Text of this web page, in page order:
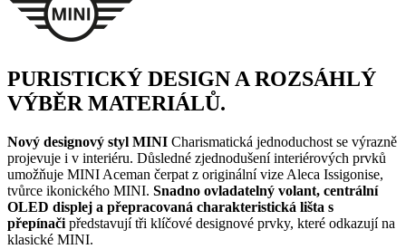
PURISTICKÝ DESIGN A ROZSÁHLÝ
VÝBĚR MATERIÁLŮ.
Nový designový styl MINI Charismatická jednoduchost se výrazně
projevuje i v interiéru. Důsledné zjednodušení interiérových prvků
umožňuje MINI Aceman čerpat z originální vize Aleca Issigonise,
tvůrce ikonického MINI. Snadno ovladatelný volant, centrální
OLED displej a přepracovaná charakteristická lišta s
přepínači představují tři klíčové designové prvky, které odkazují na
klasické MINI.